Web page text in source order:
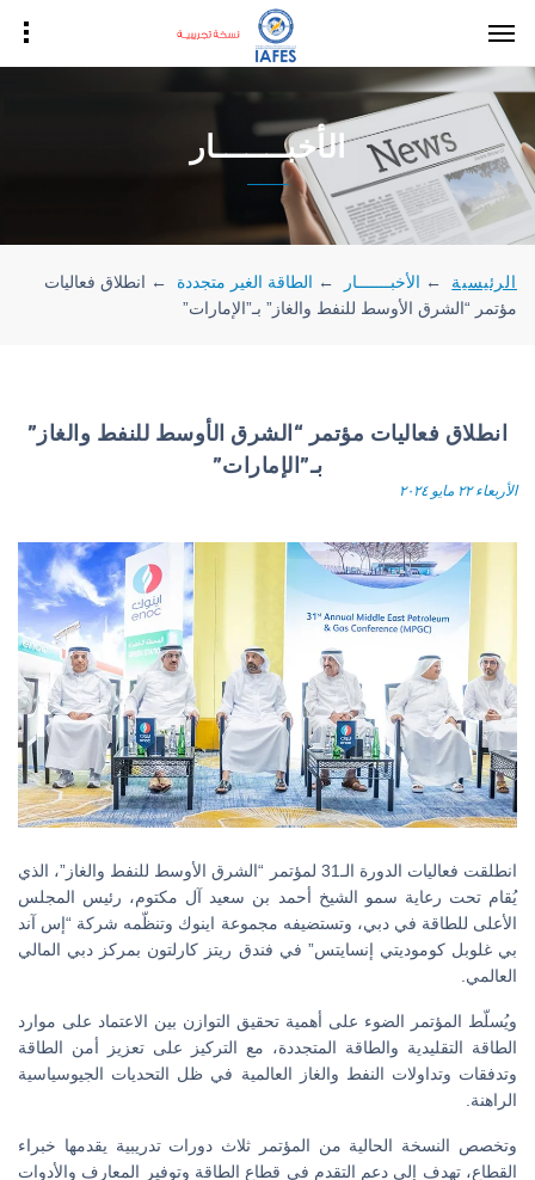
الأخبـــــــار
الرئيسية ← الأخبـــــــار ← الطاقة الغير متجددة ← انطلاق فعاليات
مؤتمر “الشرق الأوسط للنفط والغاز” بـ”الإمارات”
انطلاق فعاليات مؤتمر “الشرق الأوسط للنفط والغاز”
بـ”الإمارات”
الأربعاء ٢٢ مايو ٢٠٢٤
انطلقت فعاليات الدورة الـ31 لمؤتمر “الشرق الأوسط للنفط والغاز”، الذي
يُقام تحت رعاية سمو الشيخ أحمد بن سعيد آل مكتوم، رئيس المجلس
الأعلى للطاقة في دبي، وتستضيفه مجموعة اينوك وتنظّمه شركة “إس آند
بي غلوبل كوموديتي إنسايتس” في فندق ريتز كارلتون بمركز دبي المالي
العالمي.
ويُسلّط المؤتمر الضوء على أهمية تحقيق التوازن بين الاعتماد على موارد
الطاقة التقليدية والطاقة المتجددة، مع التركيز على تعزيز أمن الطاقة
وتدفقات وتداولات النفط والغاز العالمية في ظل التحديات الجيوسياسية
الراهنة.
وتخصص النسخة الحالية من المؤتمر ثلاث دورات تدريبية يقدمها خبراء
القطاع، تهدف إلى دعم التقدم في قطاع الطاقة وتوفير المعارف والأدوات